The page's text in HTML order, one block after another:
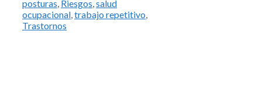
posturas Riesgos salud
ocupacional trabajo repetitivo
Trastornos